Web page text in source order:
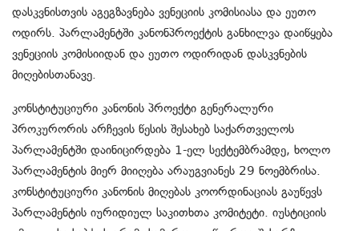
დასკვნისთვის აგეგზავნება ვენეციის კომისიასა და ეუთო
ოდირს. პარლამენტში კანონპროექტის განხილვა დაიწყება
ვენეციის კომისიიდან და ეუთო ოდირიდან დასკვნების
მიღებისთანავე.
კონსტიტუციური კანონის პროექტი გენერალური
პროკურორის არჩევის წესის შესახებ საქართველოს
პარლამენტში დაინიცირდება 1-ელ სექტემბრამდე, ხოლო
პარლამენტის მიერ მიიღება არაუგვიანეს 29 ნოემბრისა.
კონსტიტუციური კანონის მიღებას კოორდინაციას გაუწევს
პარლამენტის იურიდიულ საკითხთა კომიტეტი. იუსტიციის